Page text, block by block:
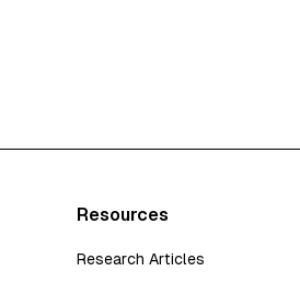
Resources
Research Articles